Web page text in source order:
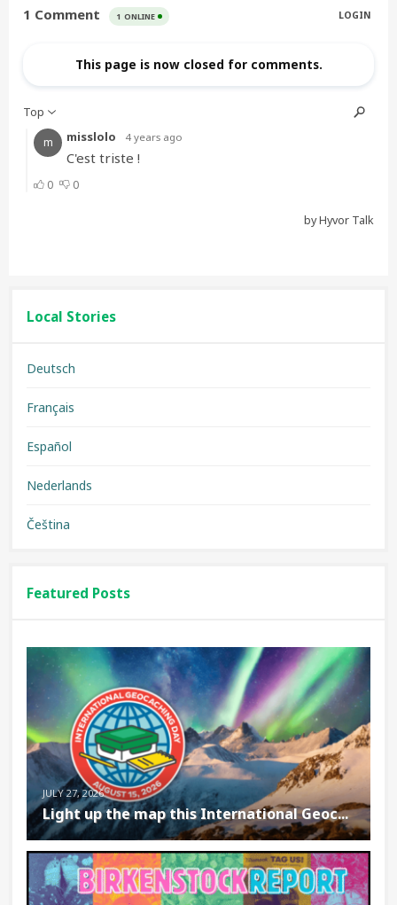
Local Stories
Deutsch
Français
Español
Nederlands
Čeština
Featured Posts
JULY 27, 2026
Light up the map this International Geoc...